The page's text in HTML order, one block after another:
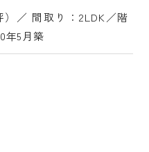
）／ 間取り：2LDK／階
年5月築